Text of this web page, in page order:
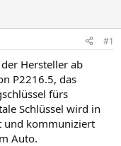
#1
Hersteller ab
P2216.5, das
fürs
Schlüssel wird in
und kommuniziert
Auto.